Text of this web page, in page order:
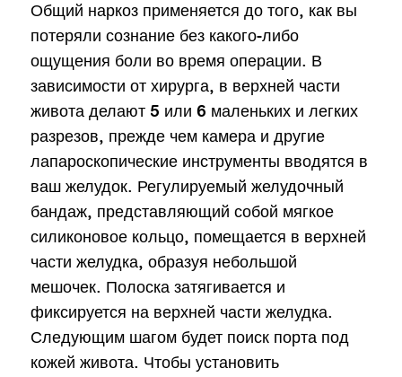
Общий наркоз применяется до того, как вы
потеряли сознание без какого-либо
ощущения боли во время операции. В
зависимости от хирурга, в верхней части
живота делают 5 или 6 маленьких и легких
разрезов, прежде чем камера и другие
лапароскопические инструменты вводятся в
ваш желудок. Регулируемый желудочный
бандаж, представляющий собой мягкое
силиконовое кольцо, помещается в верхней
части желудка, образуя небольшой
мешочек. Полоска затягивается и
фиксируется на верхней части желудка.
Следующим шагом будет поиск порта под
кожей живота. Чтобы установить